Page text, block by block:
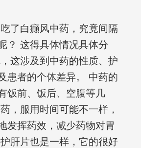
了白癲风中药，究竟间隔
？ 这得具体情况具体分
这涉及到中药的性质、护
患者的个体差异。 中药的
饭前、饭后、空腹等几
，服用时间可能不一样，
发挥药效，减少药物对胃
肝片也是一样，它的很好